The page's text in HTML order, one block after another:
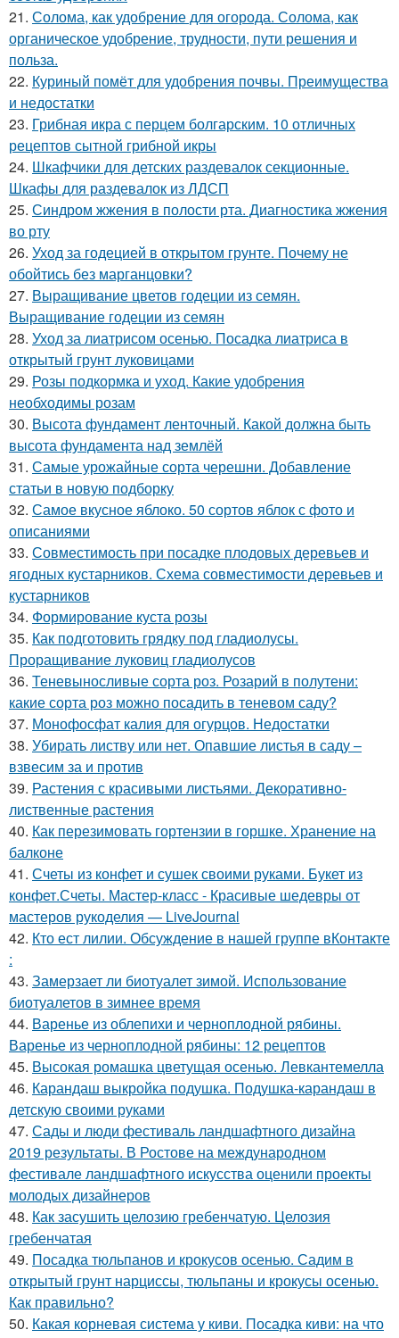
21. Солома, как удобрение для огорода. Солома, как
органическое удобрение, трудности, пути решения и
польза.
22. Куриный помёт для удобрения почвы. Преимущества
и недостатки
23. Грибная икра с перцем болгарским. 10 отличных
рецептов сытной грибной икры
24. Шкафчики для детских раздевалок секционные.
Шкафы для раздевалок из ЛДСП
25. Синдром жжения в полости рта. Диагностика жжения
во рту
26. Уход за годецией в открытом грунте. Почему не
обойтись без марганцовки?
27. Выращивание цветов годеции из семян.
Выращивание годеции из семян
28. Уход за лиатрисом осенью. Посадка лиатриса в
открытый грунт луковицами
29. Розы подкормка и уход. Какие удобрения
необходимы розам
30. Высота фундамент ленточный. Какой должна быть
высота фундамента над землёй
31. Самые урожайные сорта черешни. Добавление
статьи в новую подборку
32. Самое вкусное яблоко. 50 сортов яблок с фото и
описаниями
33. Совместимость при посадке плодовых деревьев и
ягодных кустарников. Схема совместимости деревьев и
кустарников
34. Формирование куста розы
35. Как подготовить грядку под гладиолусы.
Проращивание луковиц гладиолусов
36. Теневыносливые сорта роз. Розарий в полутени:
какие сорта роз можно посадить в теневом саду?
37. Монофосфат калия для огурцов. Недостатки
38. Убирать листву или нет. Опавшие листья в саду –
взвесим за и против
39. Растения с красивыми листьями. Декоративно-
лиственные растения
40. Как перезимовать гортензии в горшке. Хранение на
балконе
41. Счеты из конфет и сушек своими руками. Букет из
конфет.Счеты. Мастер-класс - Красивые шедевры от
мастеров рукоделия — LiveJournal
42. Кто ест лилии. Обсуждение в нашей группе вКонтакте
:
43. Замерзает ли биотуалет зимой. Использование
биотуалетов в зимнее время
44. Варенье из облепихи и черноплодной рябины.
Варенье из черноплодной рябины: 12 рецептов
45. Высокая ромашка цветущая осенью. Левкантемелла
46. Карандаш выкройка подушка. Подушка-карандаш в
детскую своими руками
47. Сады и люди фестиваль ландшафтного дизайна
2019 результаты. В Ростове на международном
фестивале ландшафтного искусства оценили проекты
молодых дизайнеров
48. Как засушить целозию гребенчатую. Целозия
гребенчатая
49. Посадка тюльпанов и крокусов осенью. Садим в
открытый грунт нарциссы, тюльпаны и крокусы осенью.
Как правильно?
50. Какая корневая система у киви. Посадка киви: на что